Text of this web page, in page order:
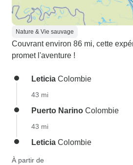
Nature & Vie sauvage
Couvrant environ 86 mi, cette
promet l'aventure !
Leticia Colombie
43 mi
Puerto Narino Colombie
43 mi
Leticia Colombie
À partir de